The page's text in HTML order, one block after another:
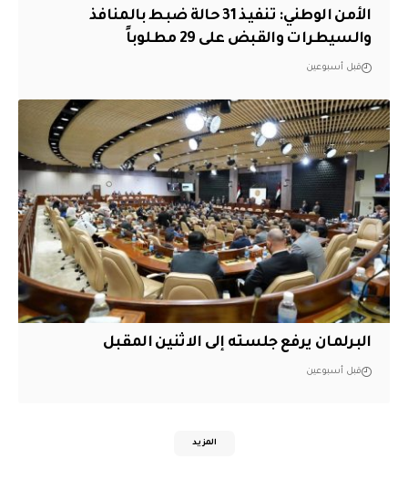
الأمن الوطني: تنفيذ 31 حالة ضبط بالمنافذ
والسيطرات والقبض على 29 مطلوباً
قبل أسبوعين
البرلمان يرفع جلسته إلى الاثنين المقبل
قبل أسبوعين
المزيد